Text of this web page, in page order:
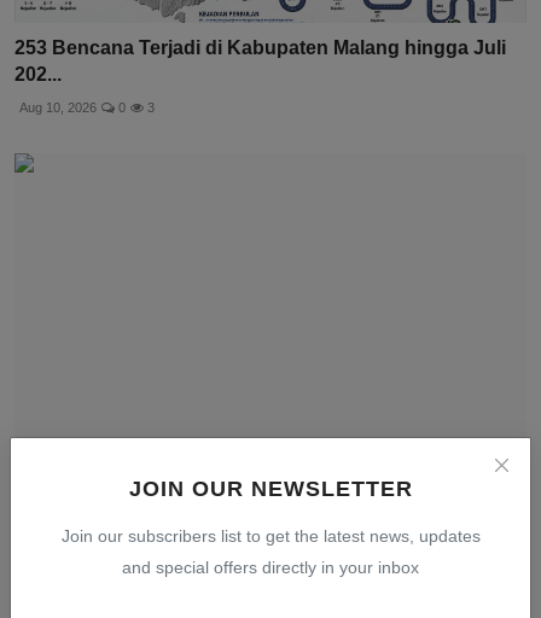
JOIN OUR NEWSLETTER
Join our subscribers list to get the latest news, updates
and special offers directly in your inbox
253 Bencana Terjadi di Kabupaten Malang hingga Juli
202...
Aug 10, 2026 0 3
Sekitar 390 Orang Terjebak akibat Tanah Longsor di